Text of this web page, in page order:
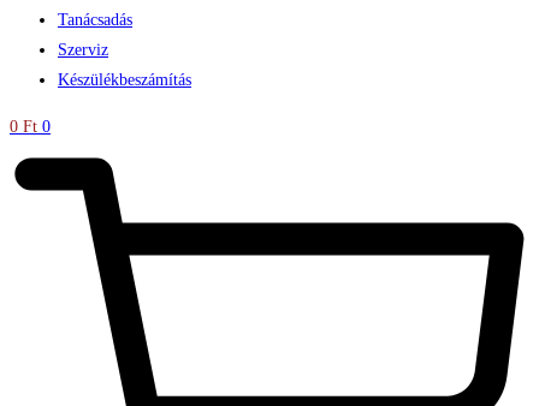
Tanácsadás
Szerviz
Készülékbeszámítás
0 Ft 0